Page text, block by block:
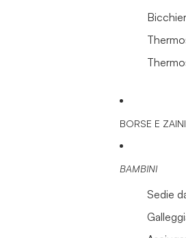
BORSE E ZAINI
BAMBINI
Sedie